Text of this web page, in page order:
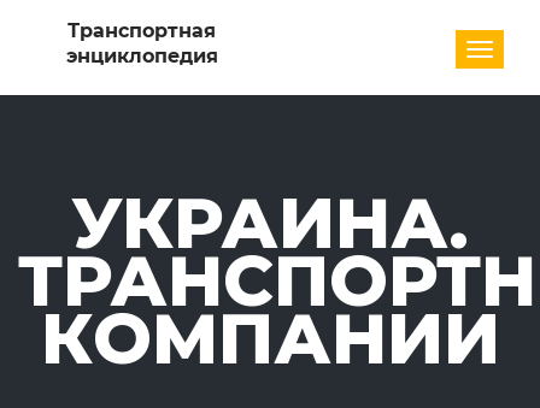
УКРАИНА.
КОМПАНИИ